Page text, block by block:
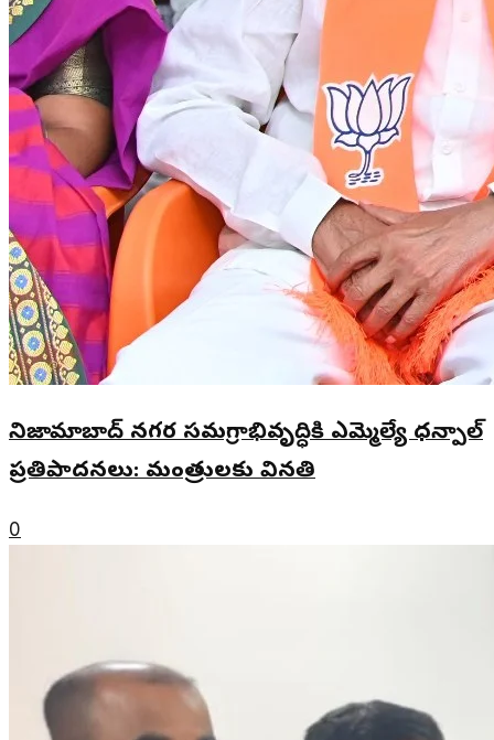
నిజామాబాద్ నగర సమగ్రాభివృద్ధికి ఎమ్మెల్యే ధన్పాల్
ప్రతిపాదనలు: మంత్రులకు వినతి
0